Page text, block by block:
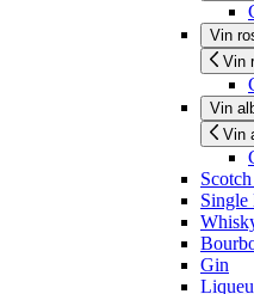
Vin
Vin
Vin
Vin
Gin